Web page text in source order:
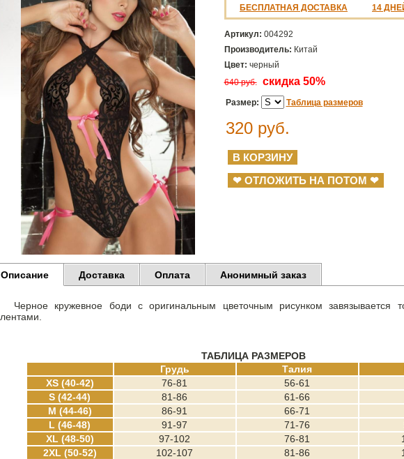
БЕСПЛАТНАЯ ДОСТАВКА 14
Артикул: 004292
Производитель: Китай
Цвет: черный
640 руб.скидка 50%
Размер: Таблица размеров
320руб.
❤ ОТЛОЖИТЬ НА ПОТОМ ❤
Описание Доставка Оплата Анонимный заказ
Черное кружевное боди с оригинальным цветочным рисунком завязывается
лентами.
ТАБЛИЦА РАЗМЕРОВ
Грудь
Талия
XS (40-42)
76-81 56-61
S (42-44)
81-86 61-66
M (44-46)
86-91 66-71
L (46-48)
91-97 71-76
XL (48-50)
97-102 76-81
2XL (50-52)
102-107 81-86